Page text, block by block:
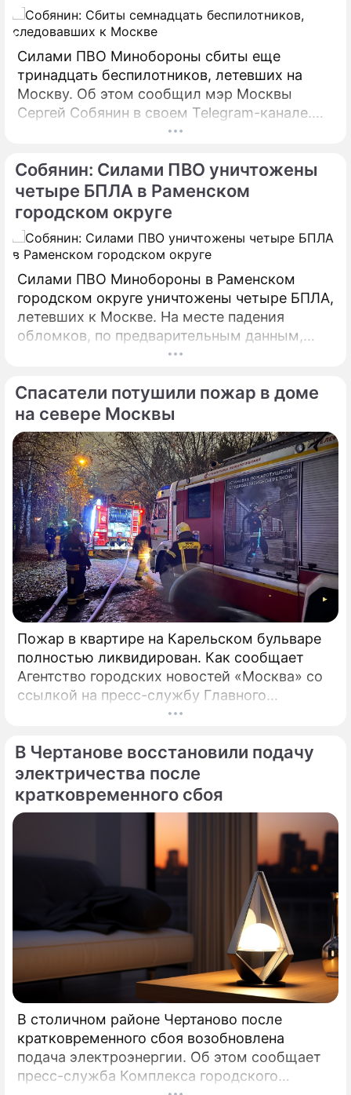
Силами ПВО Минобороны сбиты еще
тринадцать беспилотников, летевших на
Москву. Об этом сообщил мэр Москвы
Сергей Собянин в своем Telegram-канале.
БПЛА уничтожены в городских округах
Собянин: Силами ПВО уничтожены
четыре БПЛА в Раменском
городском округе
Силами ПВО Минобороны в Раменском
городском округе уничтожены четыре БПЛА,
летевших к Москве. На месте падения
обломков, по предварительным данным,
разрушений и пострадавших нет. На месте
Спасатели потушили пожар в доме
на севере Москвы
Пожар в квартире на Карельском бульваре
полностью ликвидирован. Как сообщает
Агентство городских новостей «Москва» со
ссылкой на пресс-службу Главного
управления МЧС России по столице,
В Чертанове восстановили подачу
электричества после
кратковременного сбоя
В столичном районе Чертаново после
кратковременного сбоя возобновлена
подача электроэнергии. Об этом сообщает
пресс-служба Комплекса городского